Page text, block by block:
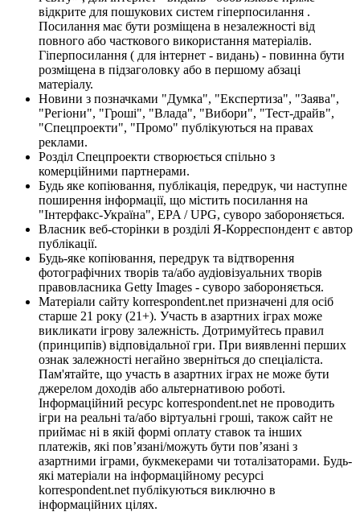
відкрите для пошукових систем гіперпосилання .
Посилання має бути розміщена в незалежності від
повного або часткового використання матеріалів.
Гіперпосилання ( для інтернет - видань) - повинна бути
розміщена в підзаголовку або в першому абзаці
матеріалу.
Новини з позначками "Думка", "Експертиза", "Заява",
"Регіони", "Гроші", "Влада", "Вибори", "Тест-драйв",
"Спецпроекти", "Промо" публікуються на правах
реклами.
Розділ Спецпроекти створюється спільно з
комерційними партнерами.
Будь яке копіювання, публікація, передрук, чи наступне
поширення інформації, що містить посилання на
"Інтерфакс-Україна", EPA / UPG, суворо забороняється.
Власник веб-сторінки в розділі Я-Корреспондент є автор
публікації.
Будь-яке копіювання, передрук та відтворення
фотографічних творів та/або аудіовізуальних творів
правовласника Getty Images - суворо забороняється.
Матеріали сайту korrespondent.net призначені для осіб
старше 21 року (21+). Участь в азартних іграх може
викликати ігрову залежність. Дотримуйтесь правил
(принципів) відповідальної гри. При виявленні перших
ознак залежності негайно зверніться до спеціаліста.
Пам'ятайте, що участь в азартних іграх не може бути
джерелом доходів або альтернативою роботі.
Інформаційний ресурс korrespondent.net не проводить
ігри на реальні та/або віртуальні гроші, також сайт не
приймає ні в якій формі оплату ставок та інших
платежів, які пов’язані/можуть бути пов’язані з
азартними іграми, букмекерами чи тоталізаторами. Будь-
які матеріали на інформаційному ресурсі
korrespondent.net публікуються виключно в
інформаційних цілях.